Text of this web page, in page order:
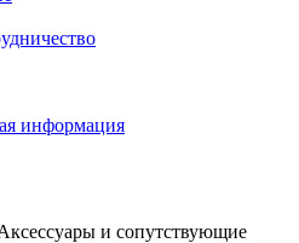
информация
и сопутствующие